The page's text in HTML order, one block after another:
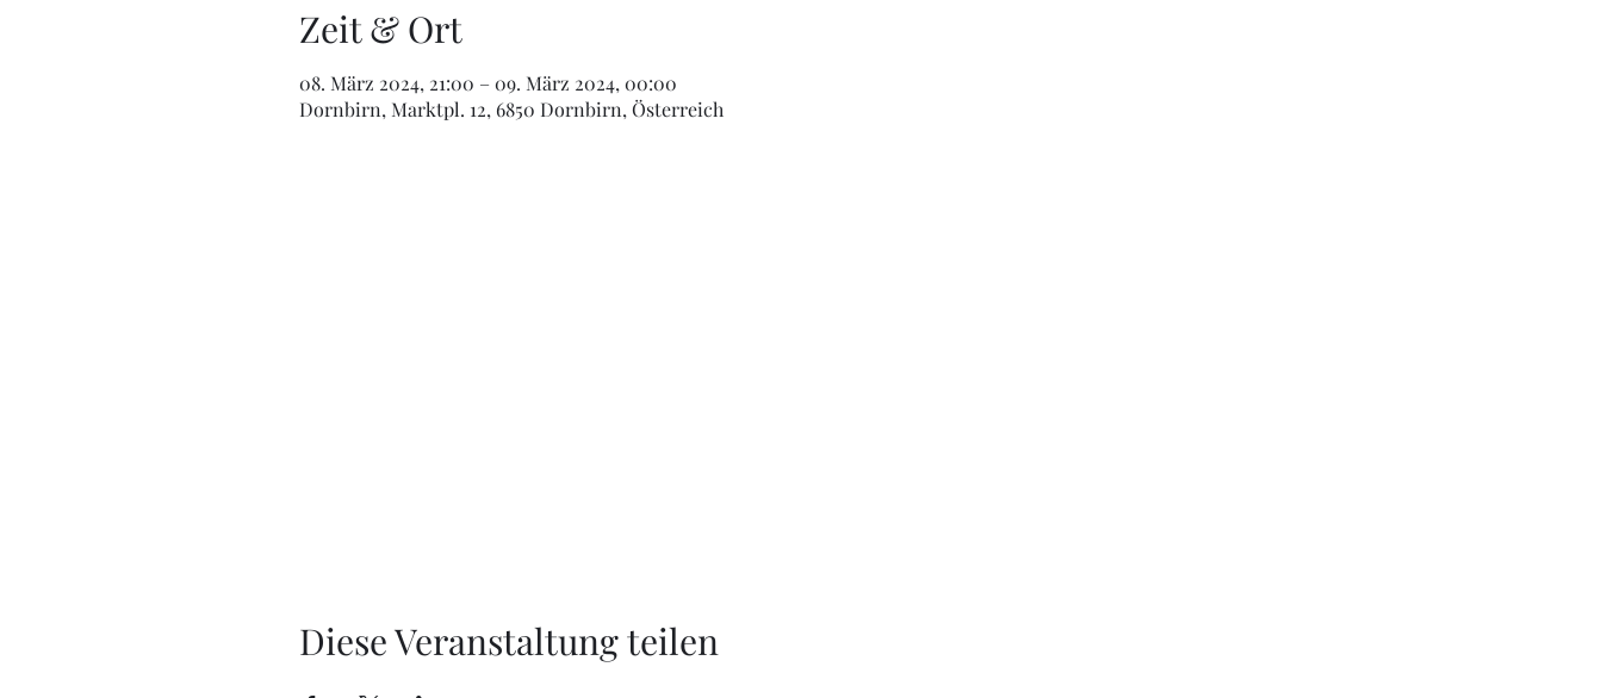
Zeit & Ort
08. März 2024, 21:00 – 09. März 2024, 00:00
Dornbirn, Marktpl. 12, 6850 Dornbirn, Österreich
Diese Veranstaltung teilen